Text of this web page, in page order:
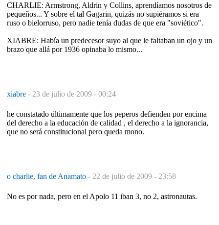
CHARLIE: Armstrong, Aldrin y Collins, aprendíamos nosotros de
pequeños... Y sobre el tal Gagarin, quizás no supiéramos si era
ruso o bielorruso, pero nadie tenía dudas de que era "soviético".
XIABRE: Había un predecesor suyo al que le faltaban un ojo y un
brazo que allá por 1936 opinaba lo mismo...
xiabre - 23 de julio de 2009 - 00:24
he constatado últimamente que los peperos defienden por encima
del derecho a la educación de calidad , el derecho a la ignorancia,
que no será constitucional pero queda mono.
o charlie, fan de Anamato - 22 de julio de 2009 - 23:58
No es por nada, pero en el Apolo 11 iban 3, no 2, astronautas.